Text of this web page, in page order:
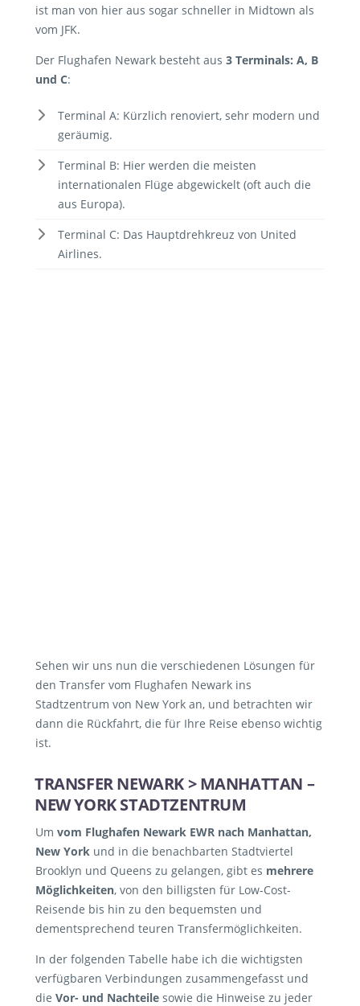
ist man von hier aus sogar schneller in Midtown als
vom JFK.
Der Flughafen Newark besteht aus 3 Terminals: A, B
und C:
Terminal A: Kürzlich renoviert, sehr modern und
geräumig.
Terminal B: Hier werden die meisten
internationalen Flüge abgewickelt (oft auch die
aus Europa).
Terminal C: Das Hauptdrehkreuz von United
Airlines.
Sehen wir uns nun die verschiedenen Lösungen für
den Transfer vom Flughafen Newark ins
Stadtzentrum von New York an, und betrachten wir
dann die Rückfahrt, die für Ihre Reise ebenso wichtig
ist.
TRANSFER NEWARK > MANHATTAN –
NEW YORK STADTZENTRUM
Um vom Flughafen Newark EWR nach Manhattan,
New York und in die benachbarten Stadtviertel
Brooklyn und Queens zu gelangen, gibt es mehrere
Möglichkeiten, von den billigsten für Low-Cost-
Reisende bis hin zu den bequemsten und
dementsprechend teuren Transfermöglichkeiten.
In der folgenden Tabelle habe ich die wichtigsten
verfügbaren Verbindungen zusammengefasst und
die Vor- und Nachteile sowie die Hinweise zu jeder